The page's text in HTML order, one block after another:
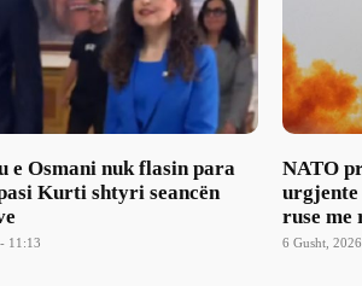
e Osmani nuk flasin para
Kurti shtyri seancën
11:13
NATO
urgjente
ruse me
6 Gusht,